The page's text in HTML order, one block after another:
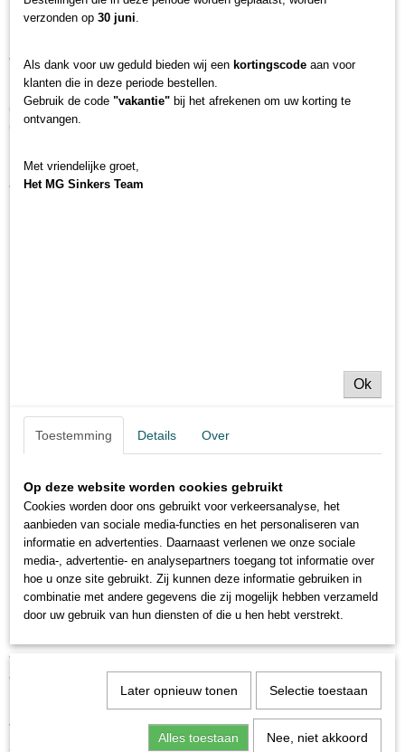
plezier aan het water met onze producte!
voerboot!
Bent u op zoek naar een manier om precies te voeren op
grote afstand? De Rocket Spod voerboot is de perfecte
oplossing voor elke visser! Gemaakt van duurzaam plastic,
langdurig gebruik.
Voordelen van de Rocket Spod voerboot:
Na het raken van het water opent de
boot zich onmiddellijk en komt de aas in de visplaats
vrij.
verschillende soorten aas, pellets en maïs.
Rocket Spood - ideaal voor elke visser:
Ervaren vissers:De boot maakt precisievoeren
mogelijk op moeilijk bereikbare plaatsen.
Beginnende vissers:Het gebruiksgemak en de
stabiliteit in de vlucht maken het werpen zelfs voor
Vergroot uw vangstkansen met de Rocket Spood
voerboot!
Bestel de Rocket Spod voerboot vandaag nog en ervaar het
verschil! Precisievoeren, grote afstanden en gebruiksgemak
zijn slechts enkele van de voordelen van dit product.
verzonden op 30 juni.
Als dank voor uw geduld bieden wij een kortingscode aan voor
klanten die in deze periode bestellen.
Gebruik de code "vakantie" bij het afrekenen om uw korting te
ontvangen.
Met vriendelijke groet,
Het MG Sinkers Team
Ok
Toestemming Details Over
Op deze website worden cookies gebruikt
Cookies worden door ons gebruikt voor verkeersanalyse, het
aanbieden van sociale media-functies en het personaliseren van
informatie en advertenties. Daarnaast verlenen we onze sociale
media-, advertentie- en analysepartners toegang tot informatie over
hoe u onze site gebruikt. Zij kunnen deze informatie gebruiken in
combinatie met andere gegevens die zij mogelijk hebben verzameld
door uw gebruik van hun diensten of die u hen hebt verstrekt.
Later opnieuw tonen Selectie toestaan
Alles toestaan Nee, niet akkoord